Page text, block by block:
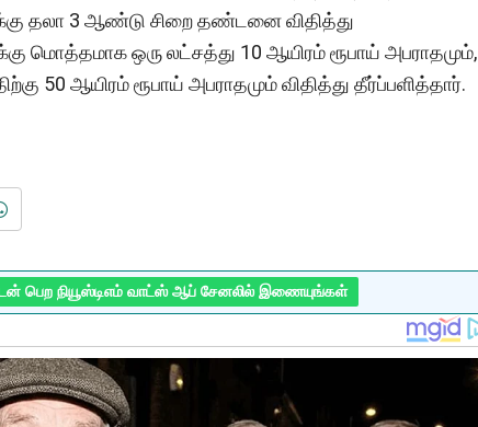
தலா 3 ஆண்டு சிறை தண்டனை விதித்து
மொத்தமாக ஒரு லட்சத்து 10 ஆயிரம் ரூபாய் அபராதமும்,
50 ஆயிரம் ரூபாய் அபராதமும் விதித்து தீர்ப்பளித்தார்.
பெற நியூஸ்டிஎம் வாட்ஸ் ஆப் சேனலில் இணையுங்கள்